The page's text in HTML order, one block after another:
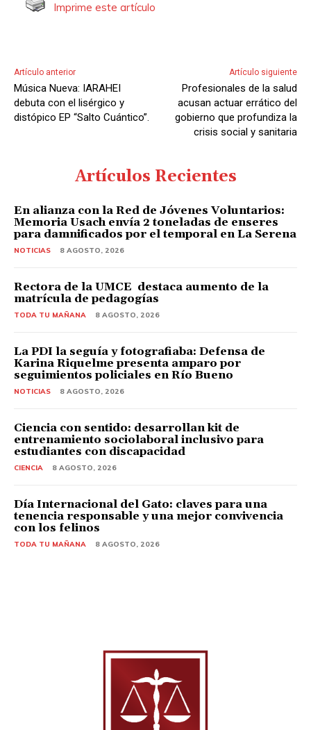
u
d
i
Imprime este artículo
Artículo anterior
Música Nueva: IARAHEI
debuta con el lisérgico y
distópico EP “Salto Cuántico”.
Artículo siguiente
Profesionales de la salud
acusan actuar errático del
gobierno que profundiza la
crisis social y sanitaria
Artículos Recientes
En alianza con la Red de Jóvenes Voluntarios:
Memoria Usach envía 2 toneladas de enseres
para damnificados por el temporal en La Serena
NOTICIAS 8 AGOSTO, 2026
Rectora de la UMCE destaca aumento de la
matrícula de pedagogías
TODA TU MAÑANA 8 AGOSTO, 2026
La PDI la seguía y fotografiaba: Defensa de
Karina Riquelme presenta amparo por
seguimientos policiales en Río Bueno
NOTICIAS 8 AGOSTO, 2026
Ciencia con sentido: desarrollan kit de
entrenamiento sociolaboral inclusivo para
estudiantes con discapacidad
CIENCIA 8 AGOSTO, 2026
Día Internacional del Gato: claves para una
tenencia responsable y una mejor convivencia
con los felinos
TODA TU MAÑANA 8 AGOSTO, 2026